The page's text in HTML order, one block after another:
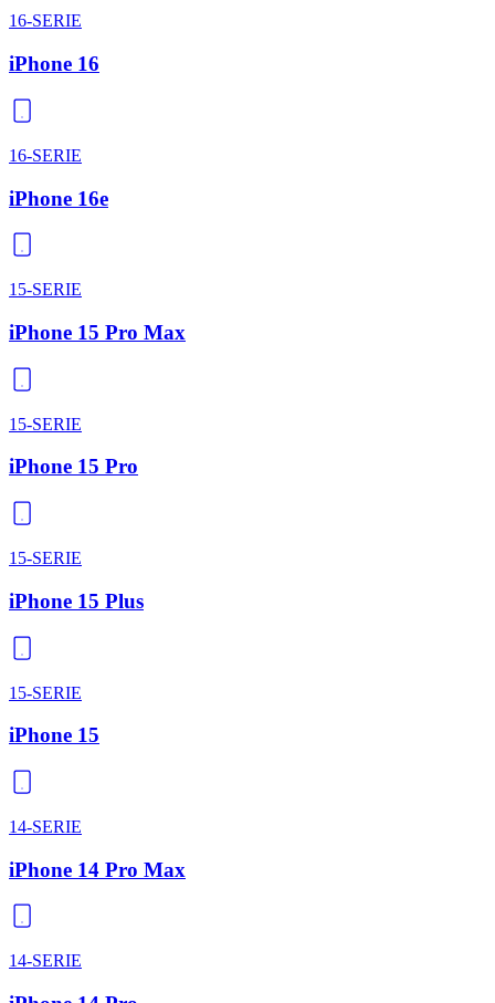
16-SERIE
iPhone 16
16-SERIE
iPhone 16e
15-SERIE
iPhone 15 Pro Max
15-SERIE
iPhone 15 Pro
15-SERIE
iPhone 15 Plus
15-SERIE
iPhone 15
14-SERIE
iPhone 14 Pro Max
14-SERIE